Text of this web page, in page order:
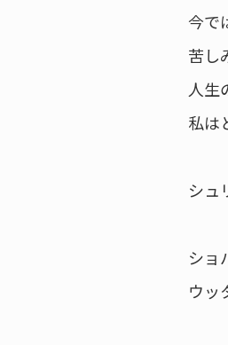
今で
苦し
人生
私は
シュ
ショ
ウッ